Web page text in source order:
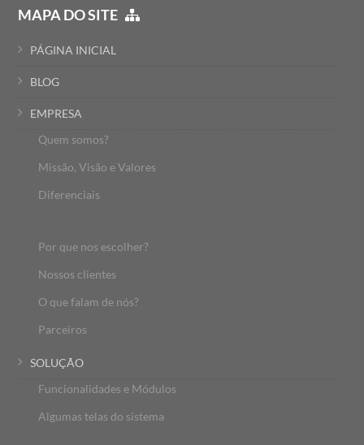
MAPA DO SITE
PÁGINA INICIAL
BLOG
EMPRESA
Quem somos?
Missão, Visão e Valores
Diferenciais
Por que nos escolher?
Nossos clientes
O que falam de nós?
Parceiros
SOLUÇÃO
Funcionalidades e Módulos
Algumas telas do sistema